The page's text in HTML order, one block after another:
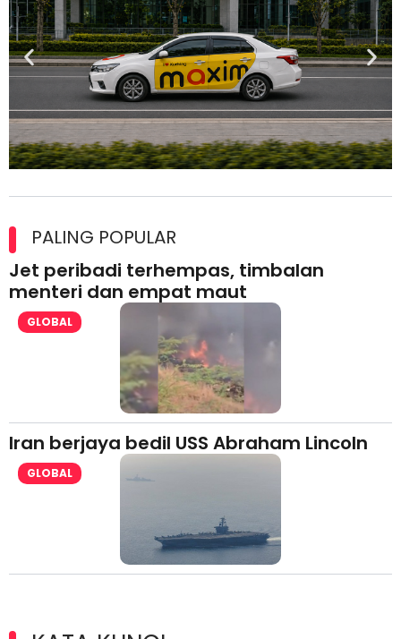
lesen separuh pertama 2026
PALING POPULAR
Jet peribadi terhempas, timbalan
menteri dan empat maut
GLOBAL
Iran berjaya bedil USS Abraham Lincoln
GLOBAL